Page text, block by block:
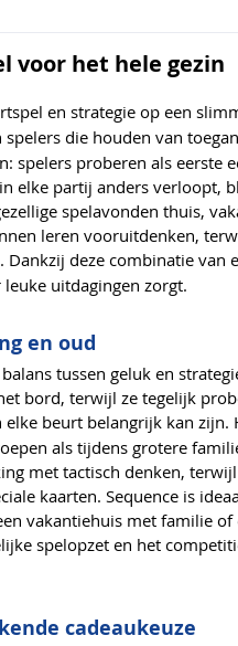
voor het hele gezin
en strategie op een
die houden van
spelers proberen als
elke partij anders
spelavonden thuis,
leren vooruitdenken,
deze combinatie van
uitdagingen zorgt.
en oud
tussen geluk en
bord, terwijl ze tegelijk
beurt belangrijk kan zijn.
als tijdens grotere
met tactisch denken,
kaarten. Sequence is
vakantiehuis met familie
spelopzet en het
cadeaukeuze